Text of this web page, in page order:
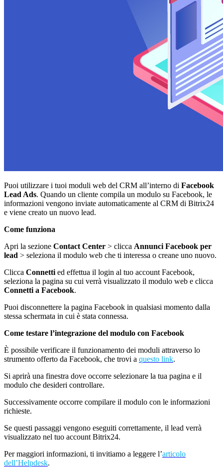
Puoi utilizzare i tuoi moduli web del CRM all’interno di Facebook
Lead Ads. Quando un cliente compila un modulo su Facebook, le
informazioni vengono inviate automaticamente al CRM di Bitrix24
e viene creato un nuovo lead.
Come funziona
Apri la sezione Contact Center > clicca Annunci Facebook per
lead > seleziona il modulo web che ti interessa o creane uno nuovo.
Clicca Connettied effettua il login al tuo account Facebook,
seleziona la pagina su cui verrà visualizzato il modulo web e clicca
Connetti a Facebook.
Puoi disconnettere la pagina Facebook in qualsiasi momento dalla
stessa schermata in cui è stata connessa.
Come testare l’integrazione del modulo con Facebook
È possibile verificare il funzionamento dei moduli attraverso lo
strumento offerto da Facebook, che trovi a questo link.
Si aprirà una finestra dove occorre selezionare la tua pagina e il
modulo che desideri controllare.
Successivamente occorre compilare il modulo con le informazioni
richieste.
Se questi passaggi vengono eseguiti correttamente, il lead verrà
visualizzato nel tuo account Bitrix24.
Per maggiori informazioni, ti invitiamo a leggere l’articolo
dell’Helpdesk.